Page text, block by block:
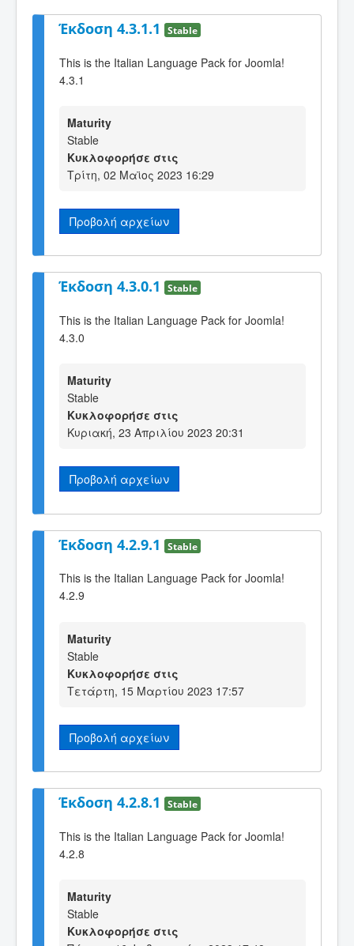
Έκδοση 4.3.1.1 Stable
This is the Italian Language Pack for Joomla!
4.3.1
Maturity
Stable
Κυκλοφορήσε στις
Τρίτη, 02 Μαϊος 2023 16:29
Προβολή αρχείων
Έκδοση 4.3.0.1 Stable
This is the Italian Language Pack for Joomla!
4.3.0
Maturity
Stable
Κυκλοφορήσε στις
Κυριακή, 23 Απριλίου 2023 20:31
Προβολή αρχείων
Έκδοση 4.2.9.1 Stable
This is the Italian Language Pack for Joomla!
4.2.9
Maturity
Stable
Κυκλοφορήσε στις
Τετάρτη, 15 Μαρτίου 2023 17:57
Προβολή αρχείων
Έκδοση 4.2.8.1 Stable
This is the Italian Language Pack for Joomla!
4.2.8
Maturity
Stable
Κυκλοφορήσε στις